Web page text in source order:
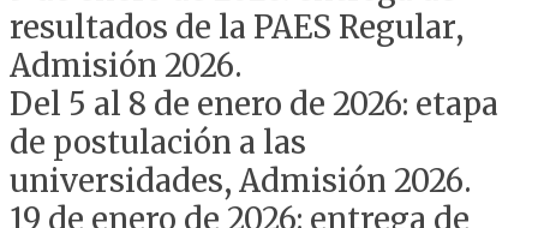
resultados de la PAES Regular,
Admisión 2026.
Del 5 al 8 de enero de 2026: etapa
de postulación a las
universidades, Admisión 2026.
19 de enero de 2026: entrega de